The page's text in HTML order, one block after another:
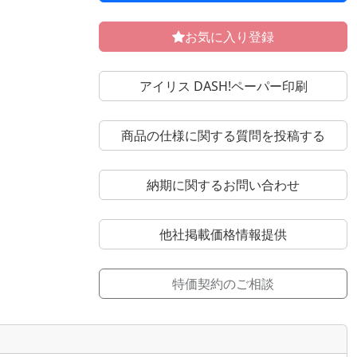
お気に入り登録
アイリス DASH!ペーパー印刷
商品の仕様に関する質問を投稿する
納期に関するお問い合わせ
他社掲載価格情報提供
特価契約のご相談